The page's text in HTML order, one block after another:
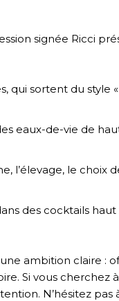
signée Ricci
qui sortent du style
eaux-de-vie de
l’élevage, le choix
des cocktails
ambition claire :
Si vous cherchez
N’hésitez pas